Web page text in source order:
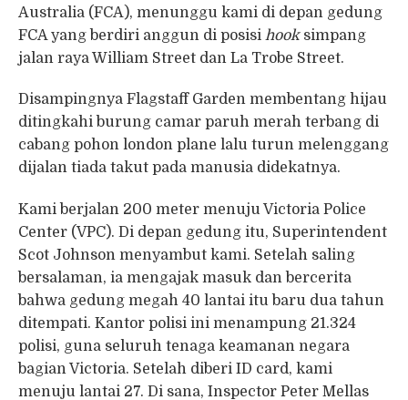
Australia (FCA), menunggu kami di depan gedung
FCA yang berdiri anggun di posisi hooksimpang
jalan raya William Street dan La Trobe Street.
Disampingnya Flagstaff Garden membentang hijau
ditingkahi burung camar paruh merah terbang di
cabang pohon london plane lalu turun melenggang
dijalan tiada takut pada manusia didekatnya.
Kami berjalan 200 meter menuju Victoria Police
Center (VPC). Di depan gedung itu, Superintendent
Scot Johnson menyambut kami. Setelah saling
bersalaman, ia mengajak masuk dan bercerita
bahwa gedung megah 40 lantai itu baru dua tahun
ditempati. Kantor polisi ini menampung 21.324
polisi, guna seluruh tenaga keamanan negara
bagian Victoria. Setelah diberi ID card, kami
menuju lantai 27. Di sana, Inspector Peter Mellas